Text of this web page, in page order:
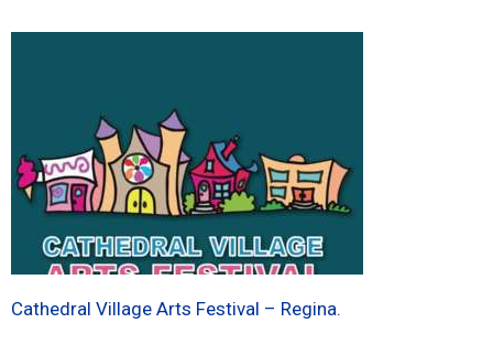
Cathedral Village Arts Festival – Regina.